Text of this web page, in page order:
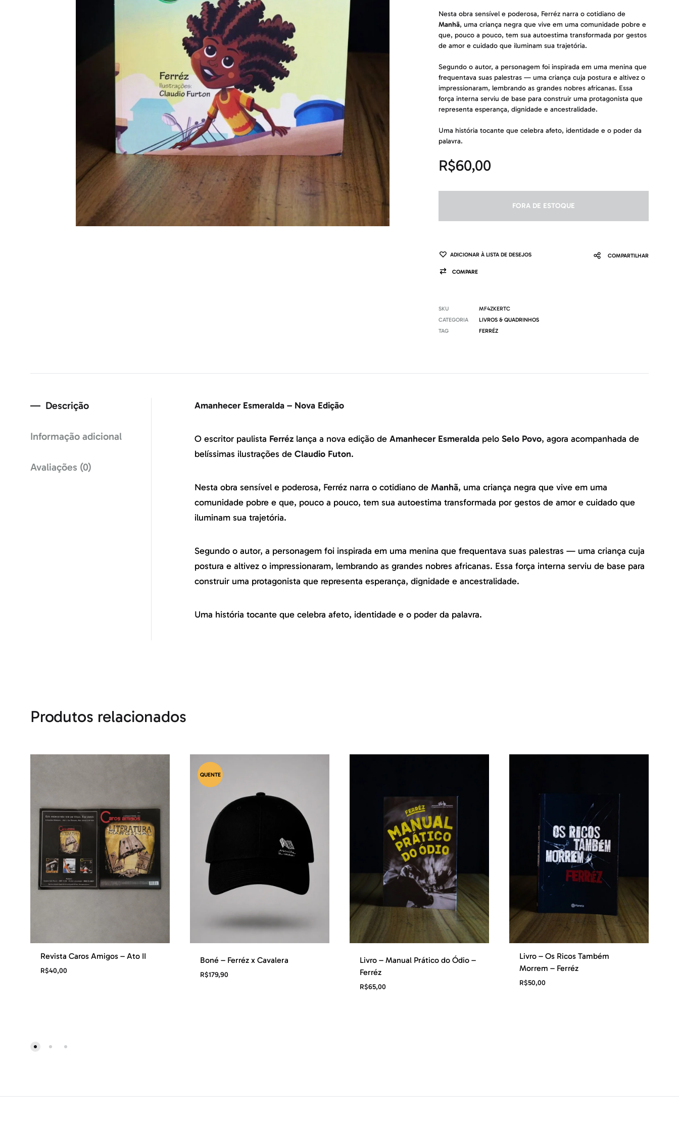
Nesta obra sensível e poderosa, Ferréz narra o cotidiano de
Manhã, uma criança negra que vive em uma comunidade pobre e
que, pouco a pouco, tem sua autoestima transformada por gestos
de amor e cuidado que iluminam sua trajetória.
Segundo o autor, a personagem foi inspirada em uma menina que
frequentava suas palestras — uma criança cuja postura e altivez o
impressionaram, lembrando as grandes nobres africanas. Essa
força interna serviu de base para construir uma protagonista que
representa esperança, dignidade e ancestralidade.
Uma história tocante que celebra afeto, identidade e o poder da
palavra.
R$60,00
FORA DE ESTOQUE
ADICIONAR À LISTA DE DESEJOS COMPARTILHAR
COMPARE
SKU
MF4ZKERTC
CATEGORIA
LIVROS & QUADRINHOS
TAG
FERRÉZ
Descrição
Informação adicional
Avaliações (0)
Amanhecer Esmeralda – Nova Edição
O escritor paulista Ferréz lança a nova edição de Amanhecer Esmeralda pelo Selo Povo, agora acompanhada de
belíssimas ilustrações de Claudio Futon.
Nesta obra sensível e poderosa, Ferréz narra o cotidiano de Manhã, uma criança negra que vive em uma
comunidade pobre e que, pouco a pouco, tem sua autoestima transformada por gestos de amor e cuidado que
iluminam sua trajetória.
Segundo o autor, a personagem foi inspirada em uma menina que frequentava suas palestras — uma criança cuja
postura e altivez o impressionaram, lembrando as grandes nobres africanas. Essa força interna serviu de base para
construir uma protagonista que representa esperança, dignidade e ancestralidade.
Uma história tocante que celebra afeto, identidade e o poder da palavra.
Produtos relacionados
Revista Caros Amigos – Ato II
R$40,00
QUENTE
Boné – Ferréz x Cavalera
R$179,90
Livro – Manual Prático do Ódio –
Ferréz
R$65,00
Livro – Os Ricos Também
Morrem – Ferréz
R$50,00